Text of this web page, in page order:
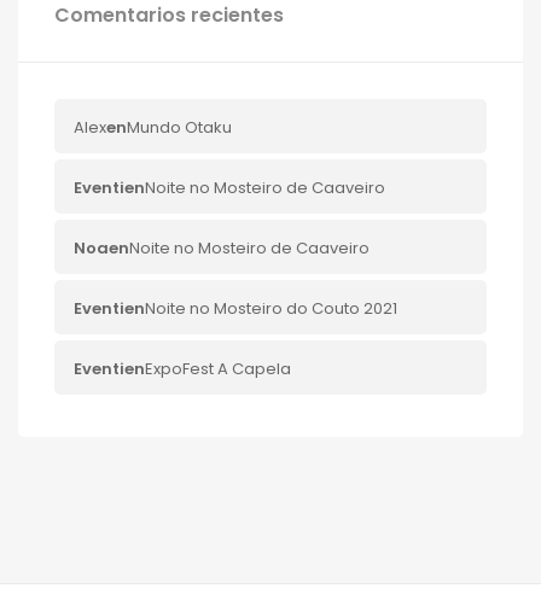
Comentarios recientes
AlexenMundo Otaku
EventienNoite no Mosteiro de Caaveiro
NoaenNoite no Mosteiro de Caaveiro
EventienNoite no Mosteiro do Couto 2021
EventienExpoFest A Capela